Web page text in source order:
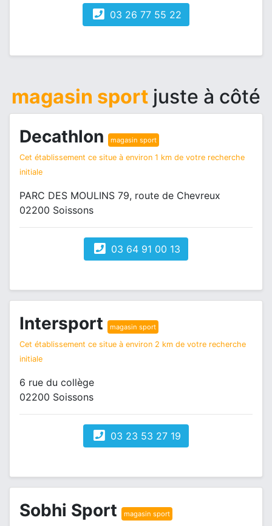
03 26 77 55 22
magasin sport juste à côté
Decathlon magasin sport
Cet établissement ce situe à environ 1 km de votre recherche
initiale
PARC DES MOULINS 79, route de Chevreux
02200 Soissons
03 64 91 00 13
Intersport magasin sport
Cet établissement ce situe à environ 2 km de votre recherche
initiale
6 rue du collège
02200 Soissons
03 23 53 27 19
Sobhi Sport magasin sport